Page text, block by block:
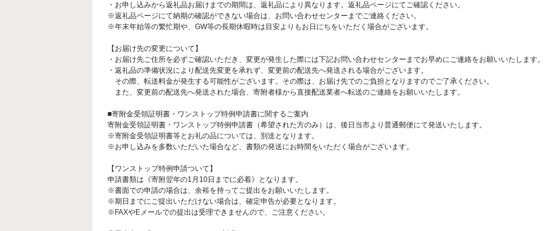
・お申し込みから返礼品お届けまでの期間は、返礼品により異なります。返礼品ページにてご確認ください。
※返礼品ページにて納期の確認ができない場合は、お問い合わせセンターまでご連絡ください。
※年末年始等の繁忙期や、GW等の長期休暇時は目安よりもお日にちをいただく場合がございます。
【お届け先の変更について】
・お届け先ご住所を必ずご確認いただき、変更が発生した際には下記お問い合わせセンターまでお早めにご連絡をお願いいたします。
・返礼品の準備状況により配送先変更を承れず、変更前の配送先へ発送される場合がございます。
その際、転送料金が発生する可能性がございます。その際は、お届け先でのご負担となりますのでご了承ください。
また、変更前の配送先へ発送された場合、寄附者様から直接配送業者へ転送のご連絡をお願いいたします。
■寄附金受領証明書・ワンストップ特例申請書に関するご案内
寄附金受領証明書・ワンストップ特例申請書（希望された方のみ）は、後日当市より普通郵便にて発送いたします。
※寄附金受領証明書等とお礼の品については、別送となります。
※お申し込みを多数いただいた場合など、書類の発送にお時間をいただく場合がございます。
【ワンストップ特例申請ついて】
申請書類は《寄附翌年の1月10日までに必着》となります。
※書面での申請の場合は、余裕を持ってご提出をお願いいたします。
※期日までにご提出いただけない場合は、確定申告が必要となります。
※FAXやEメールでの提出は受理できませんので、ご注意ください。